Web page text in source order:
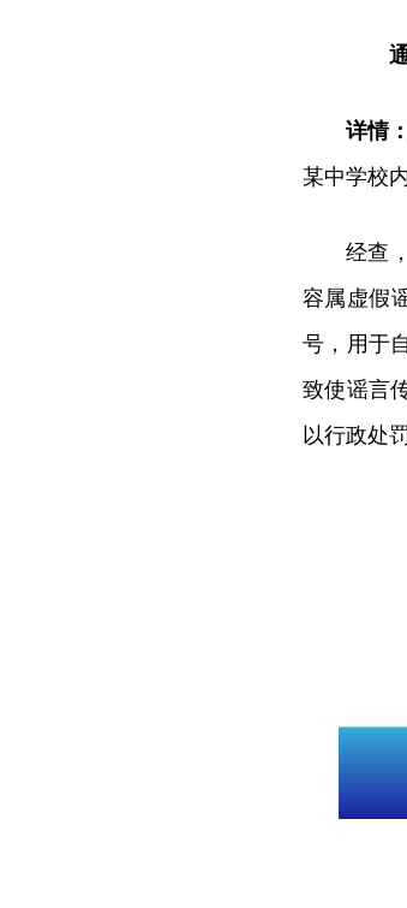
通
详情：
某中学校
经查
容属虚假
号，用于
致使谣言
以行政处